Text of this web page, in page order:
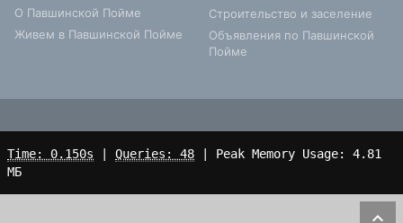
О Павшинской Пойме
Живем в Павшинской Пойме
Строительство и заселение
Объявления по Павшинской
Пойме
Time: 0.150s Queries: 48 | Peak Memory Usage: 4.81
МБ